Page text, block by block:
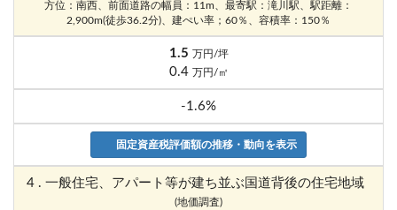
方位：南西、前面道路の幅員：11m、最寄駅：滝川駅、駅距離：
2,900m(徒歩36.2分)、建ぺい率；60％、容積率：150％
1.5 万円/坪
0.4 万円/㎡
-1.6%
固定資産税評価額の推移・動向を表示
4 . 一般住宅、アパート等が建ち並ぶ国道背後の住宅地域
(地価調査)